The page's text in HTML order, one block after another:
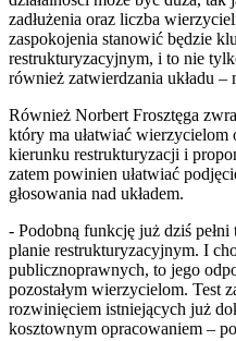
zadłużenia oraz liczba
zaspokojenia stanowić będzie
restrukturyzacyjnym, i to nie
również zatwierdzania układu
Również Norbert Frosztęga
który ma ułatwiać wierzycielom
kierunku restrukturyzacji i
zatem powinien ułatwiać
głosowania nad układem.
- Podobną funkcję już dziś
planie restrukturyzacyjnym. I
publicznoprawnych, to jego
pozostałym wierzycielom. Test
rozwinięciem istniejących już
kosztownym opracowaniem –